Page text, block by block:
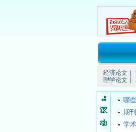
经济论文
理学论文
关
要
哪
期
学